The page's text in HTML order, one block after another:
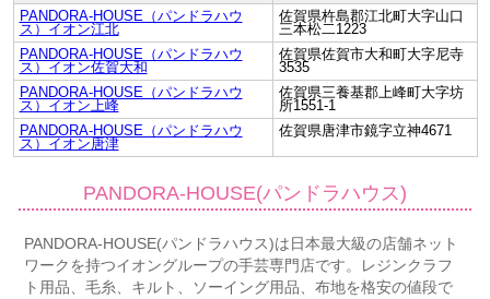
PANDORA-HOUSE（パンドラハウ
ス）イオン江北
佐賀県杵島郡江北町大字山口
三本松二1223
PANDORA-HOUSE（パンドラハウ
ス）イオン佐賀大和
佐賀県佐賀市大和町大字尼寺
3535
PANDORA-HOUSE（パンドラハウ
ス）イオン上峰
佐賀県三養基郡上峰町大字坊
所1551-1
PANDORA-HOUSE（パンドラハウ
ス）イオン唐津
佐賀県唐津市鏡字立神4671
PANDORA-HOUSE(パンドラハウス)
PANDORA-HOUSE(パンドラハウス)は日本最大級の店舗ネット
ワークを持つイオングループの手芸専門店です。レジンクラフ
ト用品、毛糸、キルト、ソーイング用品、布地を格安の値段で